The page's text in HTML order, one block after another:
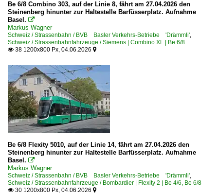
Be 6/8 Combino 303, auf der Linie 8, fährt am 27.04.2026 den
Steinenberg hinunter zur Haltestelle Barfüsserplatz. Aufnahme
Basel. 
Markus Wagner
Schweiz / Strassenbahn / BVB Basler Verkehrs-Betriebe 'Drämmli',
Schweiz / Strassenbahnfahrzeuge / Siemens | Combino XL | Be 6/8
 38 1200x800 Px, 04.06.2026 
Be 6/8 Flexity 5010, auf der Linie 14, fährt am 27.04.2026 den
Steinenberg hinunter zur Haltestelle Barfüsserplatz. Aufnahme
Basel. 
Markus Wagner
Schweiz / Strassenbahn / BVB Basler Verkehrs-Betriebe 'Drämmli',
Schweiz / Strassenbahnfahrzeuge / Bombardier | Flexity 2 | Be 4/6, Be 6/8
 30 1200x800 Px, 04.06.2026 